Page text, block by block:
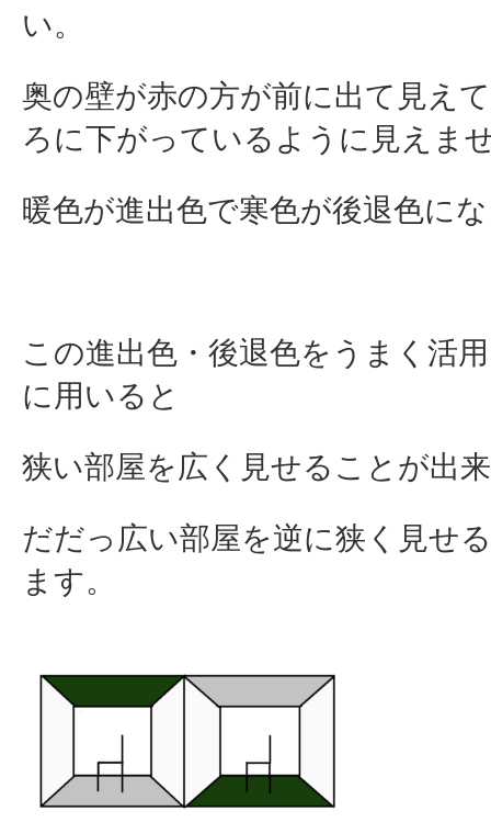
い。
奥の壁が赤の方が前に出て見え
ろに下がっているように見えま
暖色が進出色で寒色が後退色に
この進出色・後退色をうまく活
に用いると
狭い部屋を広く見せることが出
だだっ広い部屋を逆に狭く見せ
ます。